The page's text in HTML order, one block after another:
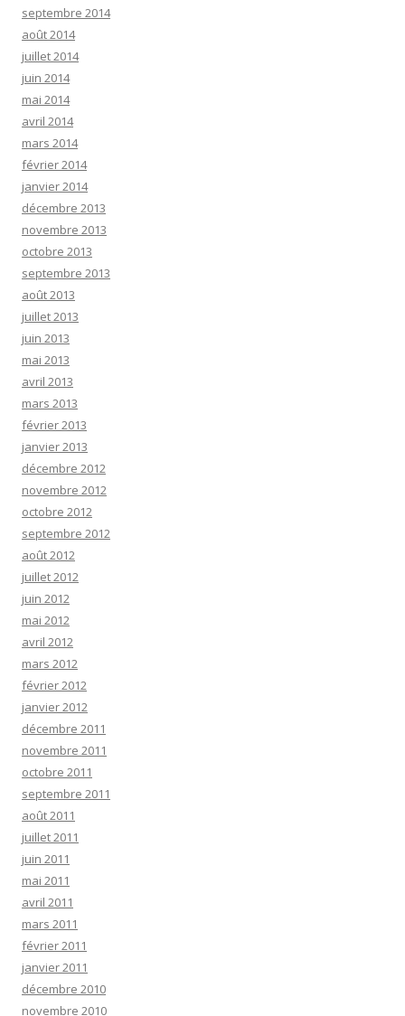
septembre 2014
août 2014
juillet 2014
juin 2014
mai 2014
avril 2014
mars 2014
février 2014
janvier 2014
décembre 2013
novembre 2013
octobre 2013
septembre 2013
août 2013
juillet 2013
juin 2013
mai 2013
avril 2013
mars 2013
février 2013
janvier 2013
décembre 2012
novembre 2012
octobre 2012
septembre 2012
août 2012
juillet 2012
juin 2012
mai 2012
avril 2012
mars 2012
février 2012
janvier 2012
décembre 2011
novembre 2011
octobre 2011
septembre 2011
août 2011
juillet 2011
juin 2011
mai 2011
avril 2011
mars 2011
février 2011
janvier 2011
décembre 2010
novembre 2010